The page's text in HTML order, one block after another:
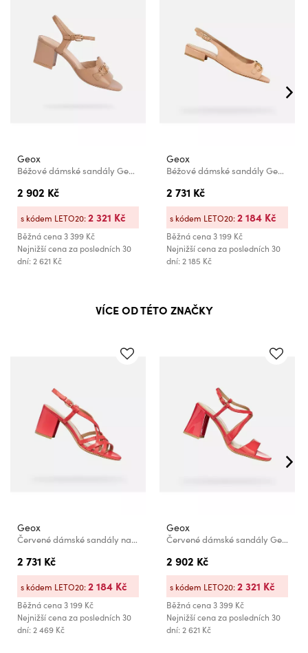
Geox
Béžové dámské sandály Geox New Eraklia 50
2 902 Kč
Běžná cena3 399 Kč
Nejnižší cena za posledních 30
dní: 2 621 Kč
s kódem LETO20:2 321 Kč
Geox
Béžové dámské sandály Geox New Eraklia 15
2 731 Kč
Běžná cena3 199 Kč
Nejnižší cena za posledních 30
dní: 2 185 Kč
s kódem LETO20:2 184 Kč
VÍCE OD TÉTO ZNAČKY
Geox
Červené dámské sandály na podpatku Geox Virnilisa 65 S
2 731 Kč
Běžná cena3 199 Kč
Nejnižší cena za posledních 30
dní: 2 469 Kč
s kódem LETO20:2 184 Kč
Geox
Červené dámské sandály Geox New Eraklia 80 T01
2 902 Kč
Běžná cena3 399 Kč
Nejnižší cena za posledních 30
dní: 2 621 Kč
s kódem LETO20:2 321 Kč